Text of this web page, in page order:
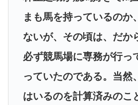
まも馬を持っているのか
ないが、その頃は、だか
必ず競馬場に専務が行っ
っていたのである。当然
はいるのを計算済みのこ